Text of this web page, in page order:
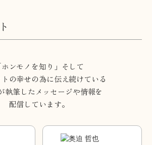
ホンモノを知り」そして
の幸せの為に伝え続けている
執筆したメッセージや情報を
配信しています。